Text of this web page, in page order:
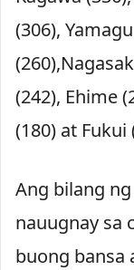
(306),
(242), Ehime
(180) at Fukui
Ang bilang
nauugnay sa
buong bansa